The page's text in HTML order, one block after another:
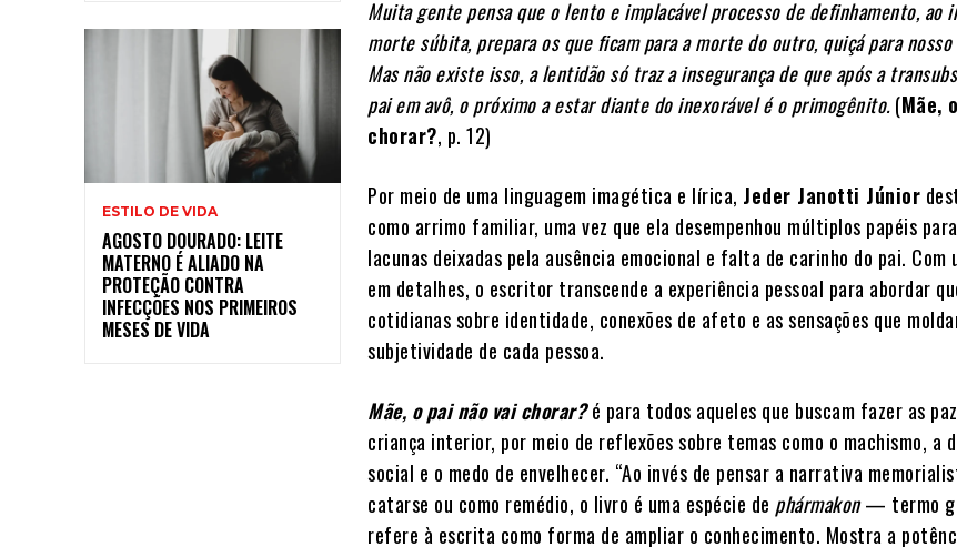
ESTILO DE VIDA
AGOSTO DOURADO: LEITE
MATERNO É ALIADO NA
PROTEÇÃO CONTRA
INFECÇÕES NOS PRIMEIROS
MESES DE VIDA
Muita gente pensa que o lento e implacável processo de definhamento, ao
morte súbita, prepara os que ficam para a morte do outro, quiçá para
Mas não existe isso, a lentidão só traz a insegurança de que após a
pai em avô, o próximo a estar diante do inexorável é o primogênito.(Mãe,
chorar?, p. 12)
Por meio de uma linguagem imagética e lírica, Jeder Janotti Júnior
como arrimo familiar, uma vez que ela desempenhou múltiplos papéis
lacunas deixadas pela ausência emocional e falta de carinho do pai. Com
em detalhes, o escritor transcende a experiência pessoal para abordar
cotidianas sobre identidade, conexões de afeto e as sensações que
subjetividade de cada pessoa.
Mãe, o pai não vai chorar?é para todos aqueles que buscam fazer as
criança interior, por meio de reflexões sobre temas como o machismo, a
social e o medo de envelhecer. “Ao invés de pensar a narrativa
catarse ou como remédio, o livro é uma espécie de phármakon— termo
refere à escrita como forma de ampliar o conhecimento. Mostra a